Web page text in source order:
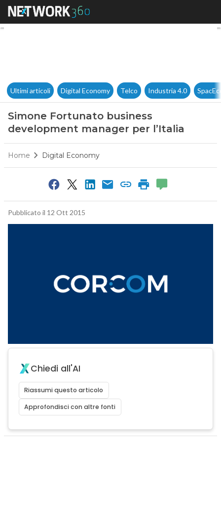
Simone Fortunato business
Ultimi articoli Digital Economy Telco Industria 4.0
Simone Fortunato business
development manager per l’Italia
Home Digital Economy
Pubblicato il 12 Ott 2015
Chiedi all'AI
Riassumi questo articolo
Approfondisci con altre fonti